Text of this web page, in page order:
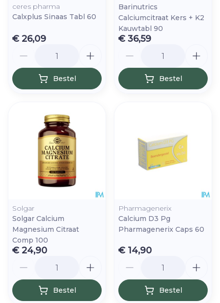
ceres pharma
Calxplus Sinaas Tabl 60
€ 26,09
Bestel
Barinutrics
Calciumcitraat Kers + K2
Kauwtabl 90
€ 36,59
Bestel
Solgar
Solgar Calcium
Magnesium Citraat
Comp 100
€ 24,90
Bestel
Pharmagenerix
Calcium D3 Pg
Pharmagenerix Caps 60
€ 14,90
Bestel